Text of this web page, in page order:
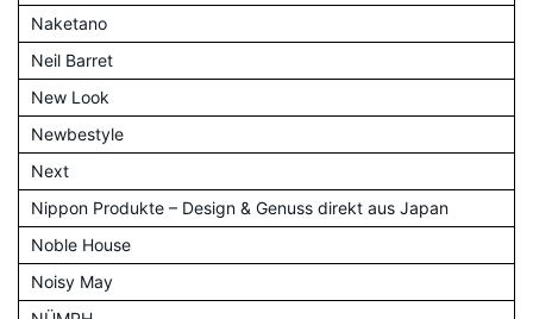
Naketano
Neil Barret
New Look
Newbestyle
Next
Nippon Produkte – Design & Genuss direkt aus Japan
Noble House
Noisy May